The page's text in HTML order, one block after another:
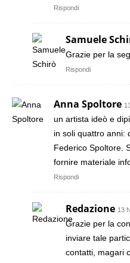
Rispondi
Samuele
Grazie per la
Rispondi
Anna Spoltore
un artista ideò e
in soli quattro anni:
Federico Spoltore.
fornire materiale
Rispondi
Redazione 13
Grazie per la
inviare tale
contatti, magari